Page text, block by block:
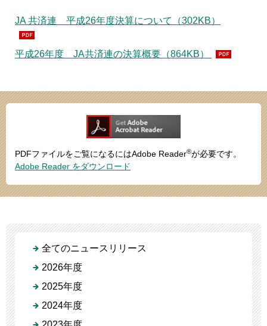
JA 共済連 平成26年度決算について（302KB）
平成26年度 JA共済連の決算概要（864KB）
PDFファイルをご覧になるにはAdobe Reader®が必要です。
Adobe Reader をダウンロード
全てのニュースリリース
2026年度
2025年度
2024年度